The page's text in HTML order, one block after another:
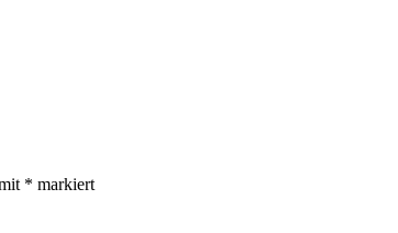
* markiert